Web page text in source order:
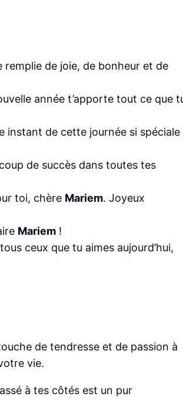
remplie de joie, de bonheur et de
année t’apporte tout ce que
instant de cette journée si spéciale
de succès dans toutes tes
toi, chère Mariem. Joyeux
Mariem !
ceux que tu aimes aujourd’hui,
de tendresse et de passion à
vie.
à tes côtés est un pur